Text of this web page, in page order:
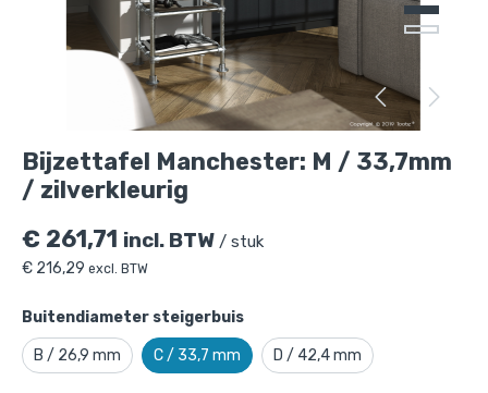
Bijzettafel Manchester: M / 33,7mm
/ zilverkleurig
€ 261,71 incl. BTW / stuk
€ 216,29 excl. BTW
Buitendiameter steigerbuis
B / 26,9 mm C / 33,7 mm D / 42,4 mm